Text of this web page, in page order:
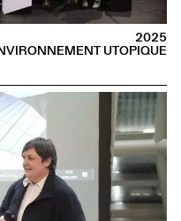
UTOPIQUE
2025